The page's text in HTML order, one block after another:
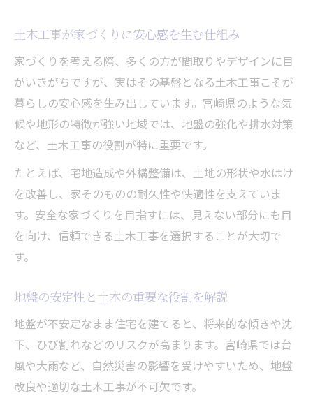
は
インフラ整備の裏側にある土木技術の力を
紹介
暮らしを安全にする土木工事施工管理基準
とは
地域特有の気候に適応する土木の工夫につ
いて
統一様式を活用した土木工事の現場管理と
効果
高性能住宅実現へ土木が果たす力とは
土木の技術で断熱性・耐震性を向上させる
方法
土木工事設計単価表を活用した適正予算の
組み方
快適な住環境づくりに不可欠な土木の実例
土木工事が家づくりに安心感を生む仕組み
家づくりを考える際、多くの方が間取りやデザインに目
がいきがちですが、実はその基盤となる土木工事こそが
暮らしの安心感を生み出しています。宮崎県のような気
候や地形の特徴が強い地域では、地盤の強化や排水対策
など、土木工事の役割が特に重要です。
たとえば、宅地造成や外構整備は、土地の形状や水はけ
を改善し、家そのものの耐久性や快適性を支えていま
す。安全な家づくりを目指すには、見えない部分にも目
を向け、信頼できる土木工事を選択することが大切で
す。
地盤の安定性と土木の重要な役割を解説
地盤が不安定なまま住宅を建てると、将来的な傾きや沈
下、ひび割れなどのリスクが高まります。宮崎県では台
風や大雨など、自然災害の影響を受けやすいため、地盤
改良や適切な土木工事が不可欠です。